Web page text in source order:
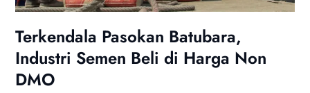
Terkendala Pasokan Batubara,
Industri Semen Beli di Harga Non
DMO